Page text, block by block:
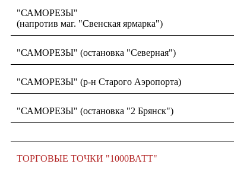
"САМОРЕЗЫ"
(напротив маг. "Свенская ярмарка")
"САМОРЕЗЫ" (остановка "Северная")
"САМОРЕЗЫ" (р-н Старого Аэропорта)
"САМОРЕЗЫ" (остановка "2 Брянск")
ТОРГОВЫЕ ТОЧКИ "1000ВАТТ"